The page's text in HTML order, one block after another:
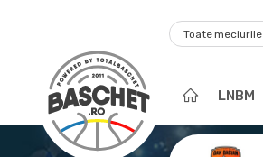
Toate meciurile
LNBM